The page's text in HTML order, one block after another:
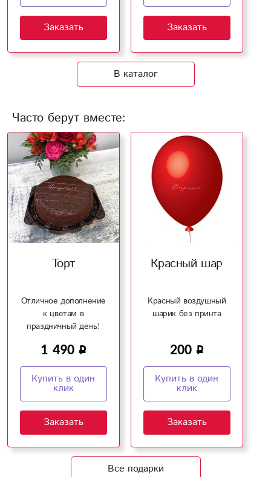
Заказать Заказать
В каталог
Часто берут вместе:
Торт
Отличное дополнение
к цветам в
праздничный день!
1 490
Купить в один
клик
Заказать
Красный шар
Красный воздушный
шарик без принта
200
Купить в один
клик
Заказать
Все подарки